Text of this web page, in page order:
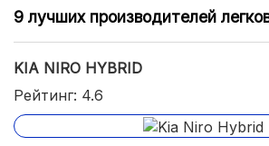
9 лучших производителей
KIA NIRO HYBRID
Рейтинг: 4.6